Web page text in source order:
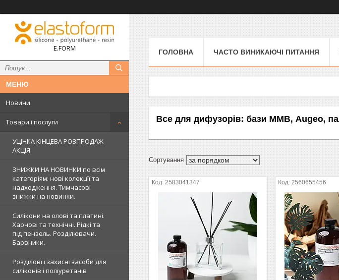
E.FORM
Новини
Товари і послуги
УЦІНКА КІНЦЕВА РОЗПРОДАЖ
АКЦІЯ
ЗНИЖКИ НА НОВИНКИ по всім
категоріям: нові колекцїї та
надходження. Тимчасові
знижки на новинки.
Силікони на олові та платині.
Харчові та технічні. Рідкі та
під пензель. Розділювачи.
Барвники.
Розділові і захисні засоби для
силіконів і поліуретанів
ГОЛОВНА ЧАСТО ВИНИКАЮЧІ ПИТАННЯ
Все для дифузорів: бази ММВ, Augeo,
2583041347 2560655456